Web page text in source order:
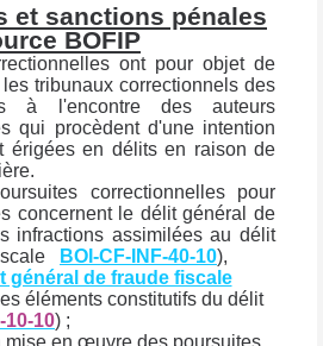
et sanctions pénales
BOFIP
ont pour objet de
tribunaux correctionnels des
à l'encontre des auteurs
qui procèdent d'une intention
érigées en délits en raison de
correctionnelles pour
concernent le délit général de
infractions assimilées au délit
BOI-CF-INF-40-10),
général de fraude fiscale
les éléments constitutifs du délit
10-10) ;
mise en œuvre des poursuites